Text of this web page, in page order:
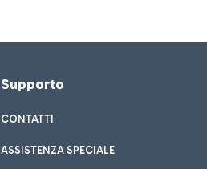
Supporto
CONTATTI
ASSISTENZA SPECIALE